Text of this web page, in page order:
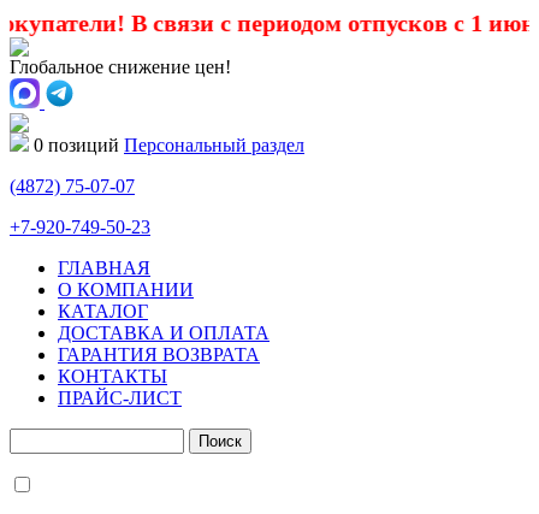
В связи с периодом отпусков с 1 июня по 1
Глобальное снижение цен!
0 позиций Персональный раздел
(4872) 75-07-07
+7-920-749-50-23
ГЛАВНАЯ
О КОМПАНИИ
КАТАЛОГ
ДОСТАВКА И ОПЛАТА
ГАРАНТИЯ ВОЗВРАТА
КОНТАКТЫ
ПРАЙС-ЛИСТ